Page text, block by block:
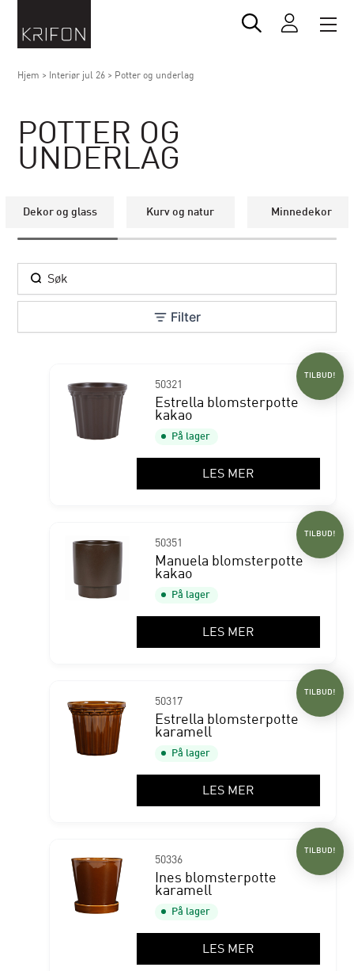
Hjem > Interiør jul 26 > Potter og underlag
POTTER OG
UNDERLAG
Dekor og glass Kurv og natur Minnedekor
Filter
TILBUD!
50321
Estrella blomsterpotte
kakao
På lager
LES MER
TILBUD!
50351
Manuela blomsterpotte
kakao
På lager
LES MER
TILBUD!
50317
Estrella blomsterpotte
karamell
På lager
LES MER
TILBUD!
50336
Ines blomsterpotte
karamell
På lager
LES MER